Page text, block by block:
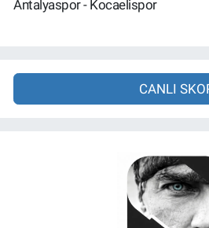
Antalyaspor - Kocaelispor
CANLI